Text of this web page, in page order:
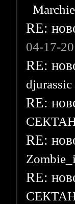
RE:
04-17-
RE:
djurassic
RE:
RE:
RE: